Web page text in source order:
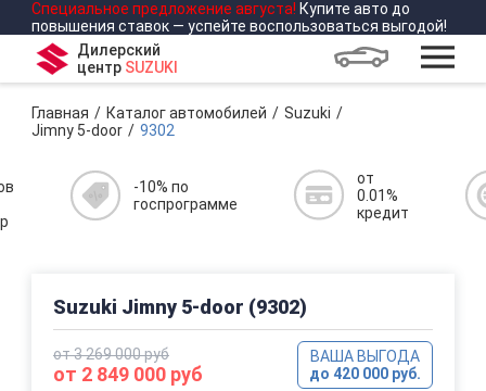
Специальное предложение августа! Купите авто до
повышения ставок — успейте воспользоваться выгодой!
Дилерский
центр SUZUKI
Главная Каталог автомобилей
Suzuki
Jimny 5-door
9302
-10% по
госпрограмме
от
0.01%
кредит
Suzuki Jimny 5-door (9302)
от 3 269 000 руб
от 2 849 000 руб
ВАША ВЫГОДА
до 420 000 руб.